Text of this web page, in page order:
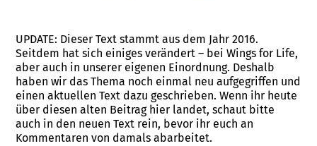
UPDATE: Dieser Text stammt aus dem Jahr 2016.
Seitdem hat sich einiges verändert – bei Wings for Life,
aber auch in unserer eigenen Einordnung. Deshalb
haben wir das Thema noch einmal neu aufgegriffen und
einen aktuellen Text dazu geschrieben. Wenn ihr heute
über diesen alten Beitrag hier landet, schaut bitte
auch in den neuen Text rein, bevor ihr euch an
Kommentaren von damals abarbeitet.